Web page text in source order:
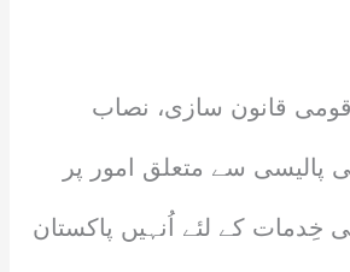
قومی قانون سازی، نصاب
پالیسی سے متعلق امور پر
خِدمات کے لئے اُنہیں پاکستان